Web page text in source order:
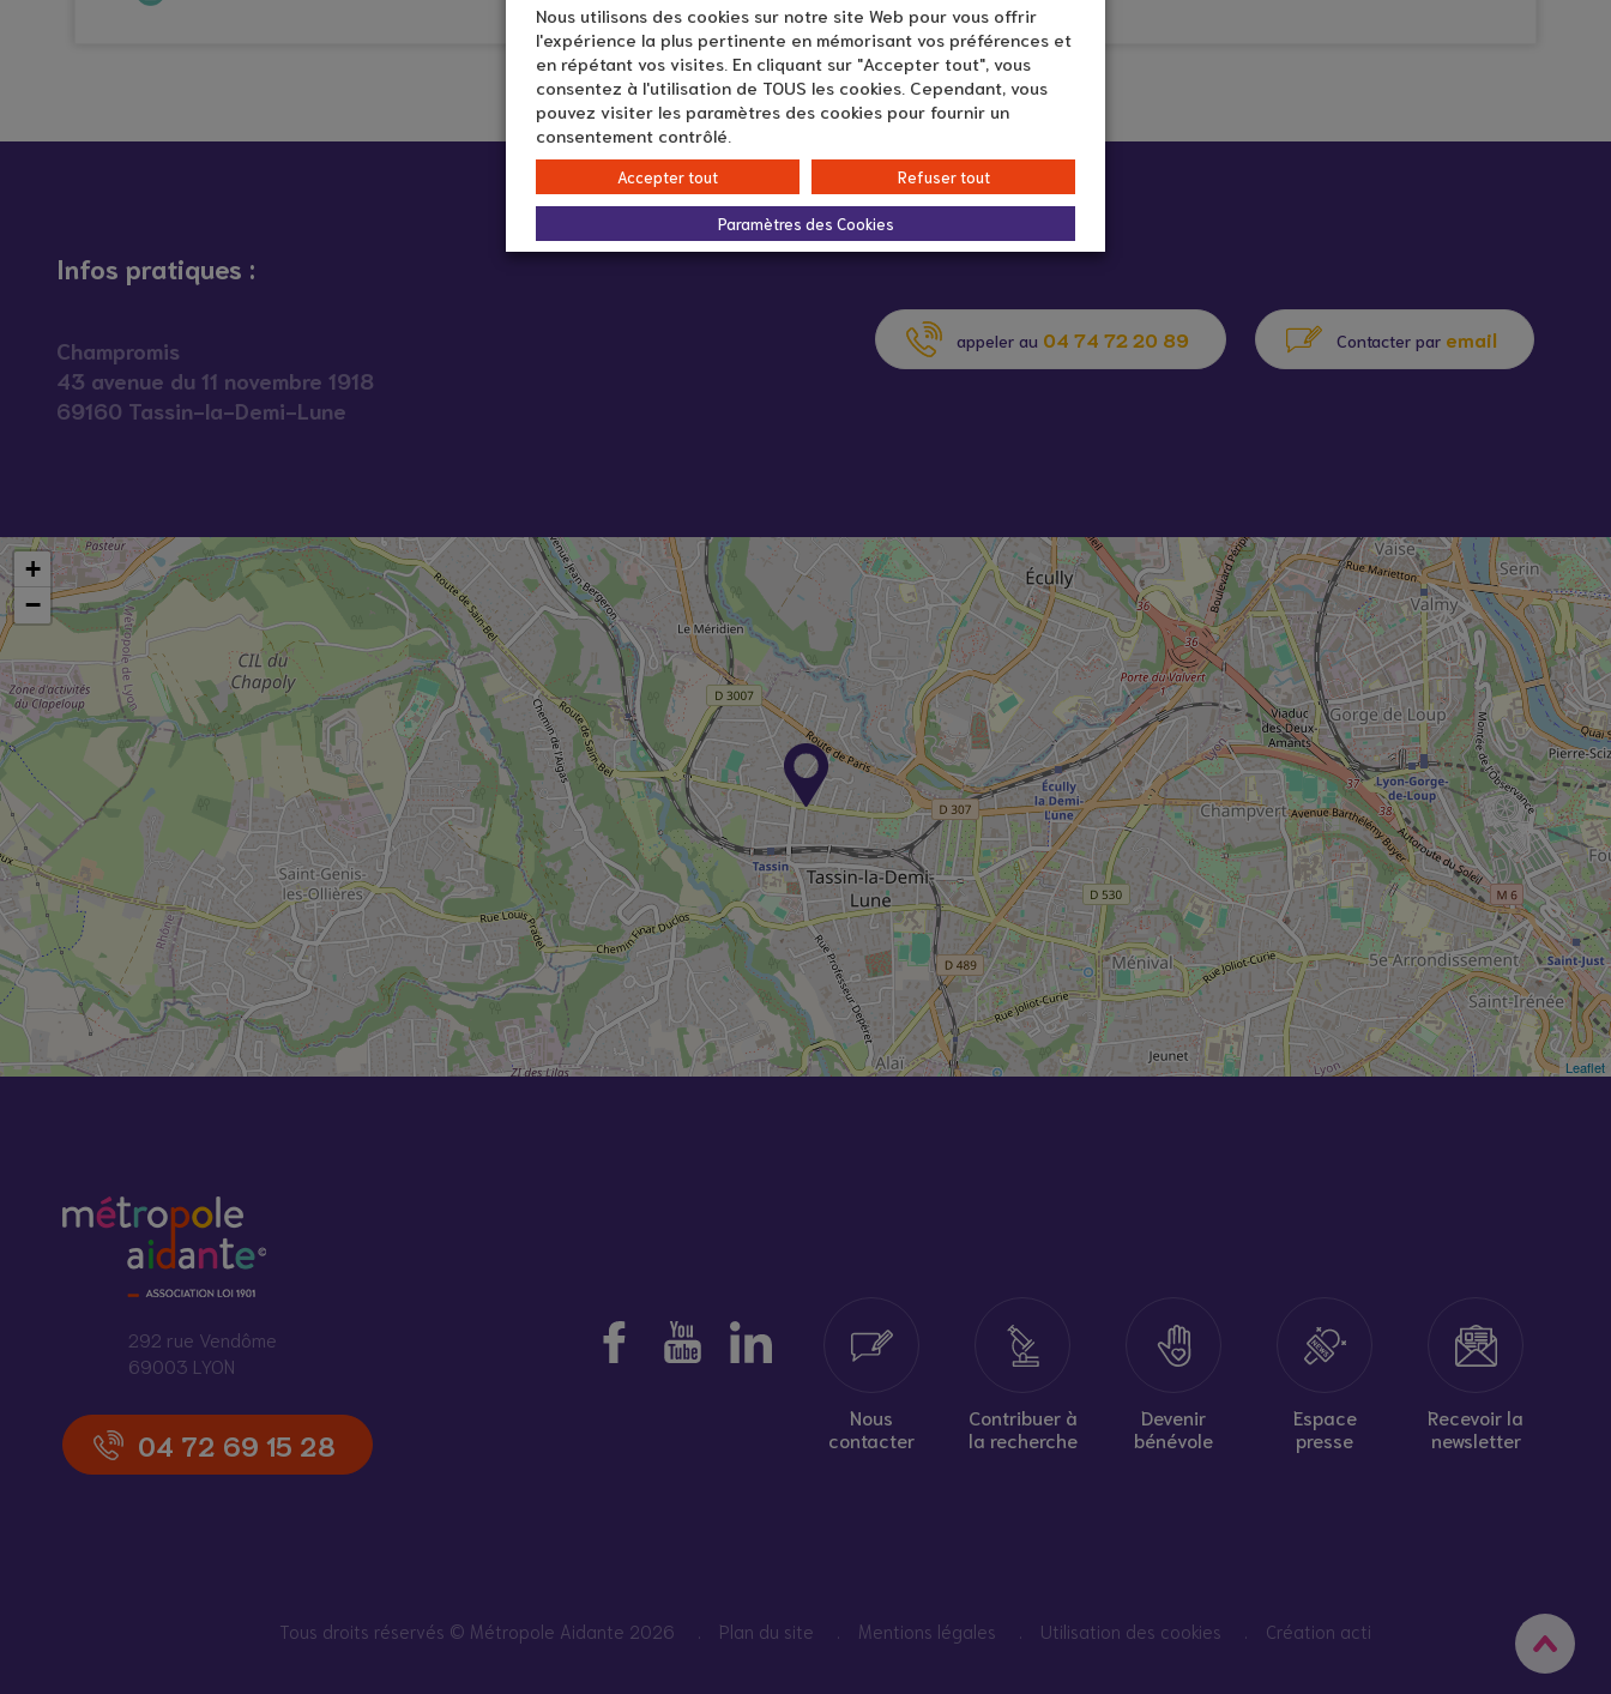
Infos pratiques :
Champromis
43 avenue du 11 novembre 1918
69160 Tassin-la-Demi-Lune
appeler au 04 74 72 20 89 Contacter par email
+
−
Leaflet
292 rue Vendôme
69003 LYON
04 72 69 15 28
Nous
contacter
Contribuer à
la recherche
Devenir
bénévole
Espace
presse
Recevoir la
newsletter
Tous droits réservés © Métropole Aidante 2026 Plan du site Mentions légales Utilisation des cookies Création acti
Nous utilisons des cookies sur notre site Web pour vous offrir
l'expérience la plus pertinente en mémorisant vos préférences et
en répétant vos visites. En cliquant sur "Accepter tout", vous
consentez à l'utilisation de TOUS les cookies. Cependant, vous
pouvez visiter les paramètres des cookies pour fournir un
consentement contrôlé.
Accepter tout Refuser tout
Paramètres des Cookies